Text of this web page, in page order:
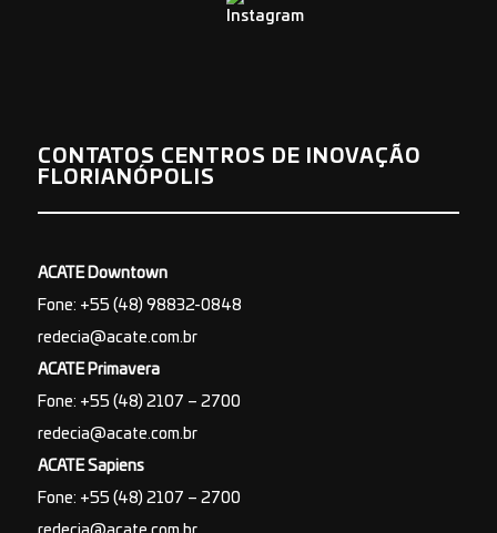
CONTATOS CENTROS DE INOVAÇÃO
FLORIANÓPOLIS
ACATE Downtown
Fone: +55 (48) 98832-0848
redecia@acate.com.br
ACATE Primavera
Fone: +55 (48) 2107 – 2700
redecia@acate.com.br
ACATE Sapiens
Fone: +55 (48) 2107 – 2700